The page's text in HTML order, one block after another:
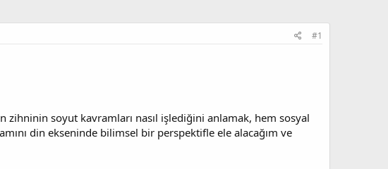
#1
zihninin soyut kavramları nasıl işlediğini anlamak, hem sosyal
din ekseninde bilimsel bir perspektifle ele alacağım ve